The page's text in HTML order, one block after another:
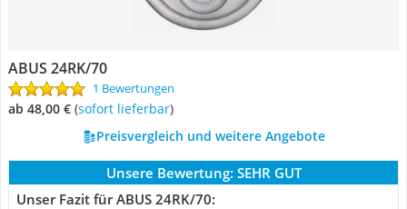
ABUS 24RK/70
1 Bewertungen
ab 48,00 € ( Sofort lieferbar)
Preisvergleich und weitere Angebote
Unsere Bewertung: SEHR GUT
Unser Fazit für ABUS 24RK/70: